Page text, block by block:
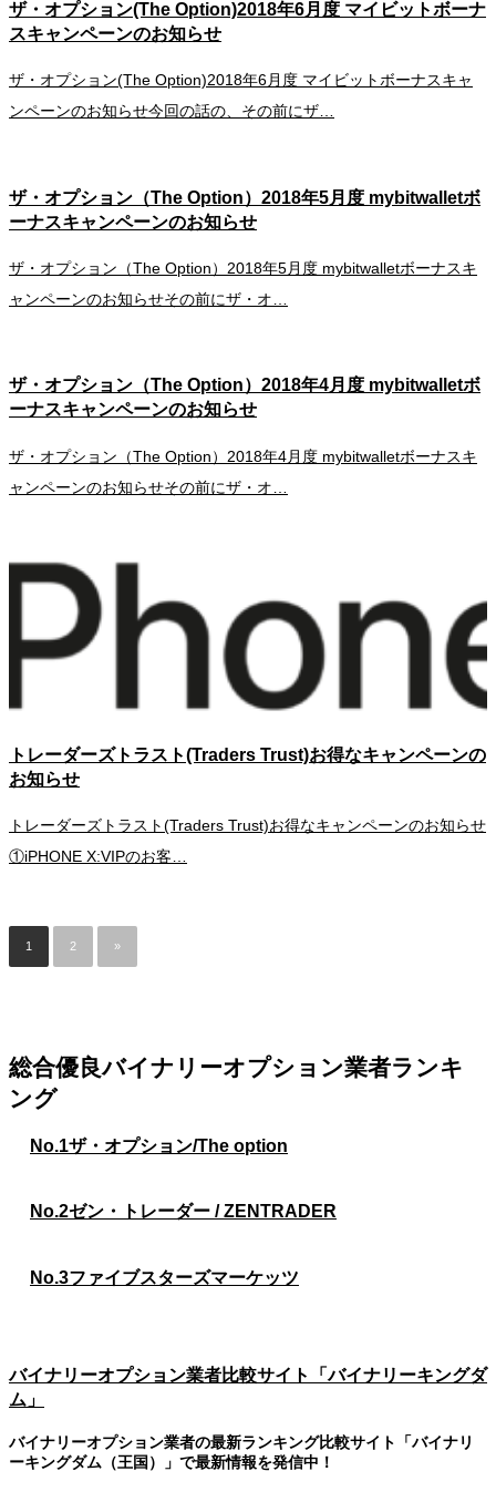
ザ・オプション(The Option)2018年6月度 マイビットボーナ
スキャンペーンのお知らせ
ザ・オプション(The Option)2018年6月度 マイビットボーナスキャ
ンペーンのお知らせ今回の話の、その前にザ…
ザ・オプション（The Option）2018年5月度 mybitwalletボ
ーナスキャンペーンのお知らせ
ザ・オプション（The Option）2018年5月度 mybitwalletボーナスキ
ャンペーンのお知らせその前にザ・オ…
ザ・オプション（The Option）2018年4月度 mybitwalletボ
ーナスキャンペーンのお知らせ
ザ・オプション（The Option）2018年4月度 mybitwalletボーナスキ
ャンペーンのお知らせその前にザ・オ…
トレーダーズトラスト(Traders Trust)お得なキャンペーンの
お知らせ
トレーダーズトラスト(Traders Trust)お得なキャンペーンのお知らせ
①iPHONE X:VIPのお客…
1 2 »
総合優良バイナリーオプション業者ランキ
ング
No.1ザ・オプション/The option
No.2ゼン・トレーダー / ZENTRADER
No.3ファイブスターズマーケッツ
バイナリーオプション業者比較サイト「バイナリーキングダ
ム」
バイナリーオプション業者の最新ランキング比較サイト「バイナリ
ーキングダム（王国）」で最新情報を発信中！